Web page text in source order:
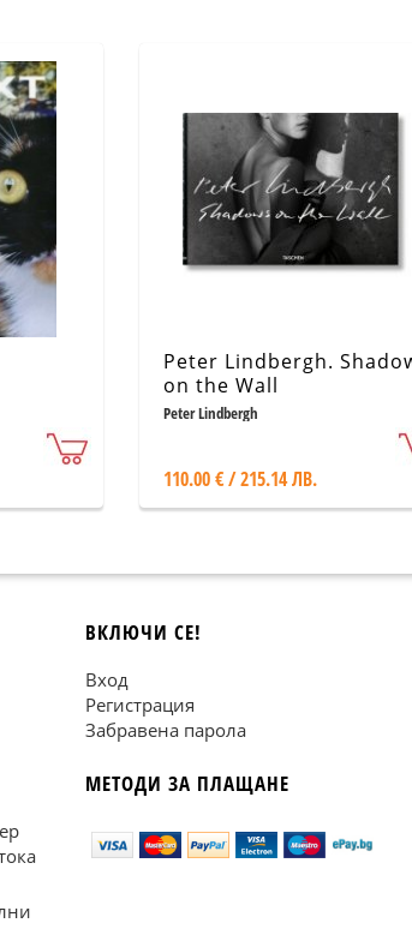
Peter Lindbergh.
on the Wall
Peter Lindbergh
110.00 € / 215.14 ЛВ.
ВКЛЮЧИ СЕ!
Вход
Регистрация
Забравена парола
МЕТОДИ ЗА ПЛАЩАНЕ